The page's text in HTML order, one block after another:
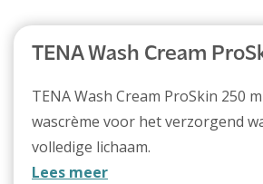
TENA Wash Cream
TENA Wash Cream ProSkin 250
wascrème voor het verzorgend
volledige lichaam.
Lees meer